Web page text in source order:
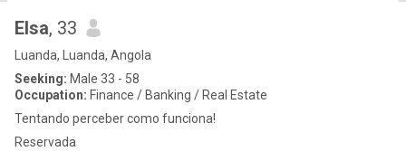
Elsa, 33
Luanda, Luanda, Angola
Seeking: Male 33 - 58
Occupation: Finance / Banking / Real Estate
Tentando perceber como funciona!
Reservada